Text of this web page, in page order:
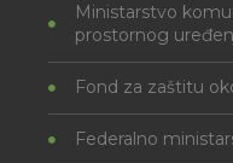
Ministarstvo
prostornog
Fond za zaštitu
Federalno